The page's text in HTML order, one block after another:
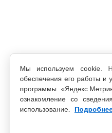
Мы используем cookie.
обеспечения его работы и
программы
ознакомление со
использование.